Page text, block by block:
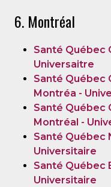
6. Montréal
Santé Québec
Universaitre
Santé Québec
Montréa -
Santé Québec
Montréal -
Santé Québec
Universitaire
Santé Québec
Universitaire